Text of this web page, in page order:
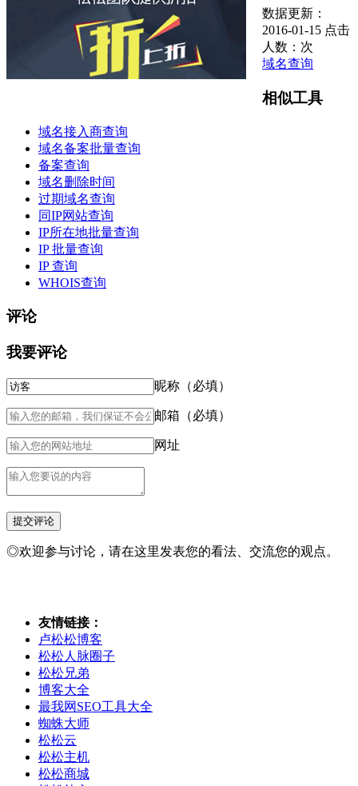
数据更新：
2016-01-15 点击
人数： 次
域名查询
相似工具
域名接入商查询
域名备案批量查询
备案查询
域名删除时间
过期域名查询
同IP网站查询
IP所在地批量查询
IP 批量查询
IP 查询
WHOIS查询
评论
我要评论
昵称（必填）
邮箱（必填）
网址
◎欢迎参与讨论，请在这里发表您的看法、交流您的观点。
友情链接：
卢松松博客
松松人脉圈子
松松兄弟
博客大全
最我网SEO工具大全
蜘蛛大师
松松云
松松主机
松松商城